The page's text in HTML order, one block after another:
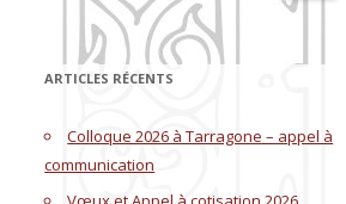
ARTICLES RÉCENTS
Colloque 2026 à Tarragone – appel à
communication